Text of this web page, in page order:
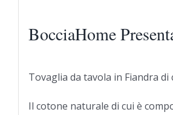
BocciaHome
Tovaglia da tavola in Fiandra di
Il cotone naturale di cui è